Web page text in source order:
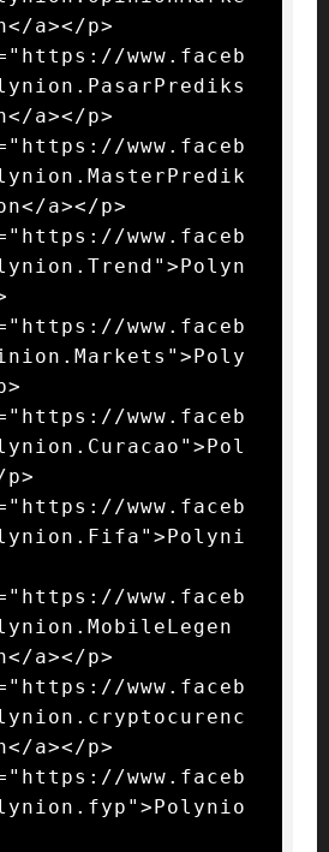
a></p>
www.faceb
a></p>
www.faceb
a></p>
www.faceb
www.faceb
www.faceb
www.faceb
www.faceb
a></p>
www.faceb
a></p>
www.faceb